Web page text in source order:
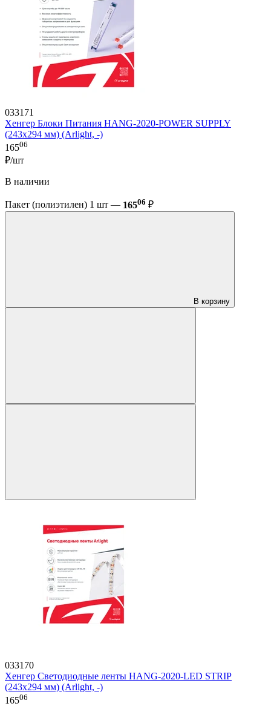
033171
Хенгер Блоки Питания HANG-2020-POWER SUPPLY
(243x294 мм) (Arlight, -)
16506
₽/шт
В наличии
Пакет (полиэтилен) 1 шт — 16506 ₽
В корзину
033170
Хенгер Светодиодные ленты HANG-2020-LED STRIP
(243x294 мм) (Arlight, -)
16506